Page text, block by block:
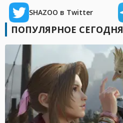
SHAZOO в Twitter
ПОПУЛЯРНОЕ СЕГОДНЯ